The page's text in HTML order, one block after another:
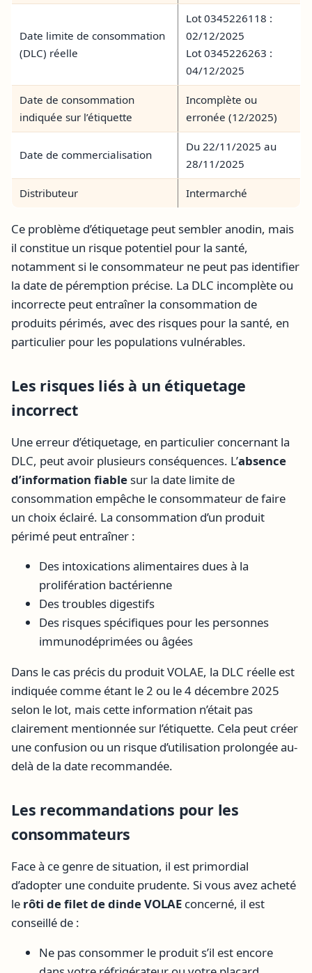
Date limite de consommation
(DLC) réelle
Lot 0345226118 :
02/12/2025
Lot 0345226263 :
04/12/2025
Date de consommation
indiquée sur l’étiquette
Incomplète ou
erronée (12/2025)
Date de commercialisation
Du 22/11/2025 au
28/11/2025
Distributeur Intermarché
Ce problème d’étiquetage peut sembler anodin, mais
il constitue un risque potentiel pour la santé,
notamment si le consommateur ne peut pas identifier
la date de péremption précise. La DLC incomplète ou
incorrecte peut entraîner la consommation de
produits périmés, avec des risques pour la santé, en
particulier pour les populations vulnérables.
Les risques liés à un étiquetage
incorrect
Une erreur d’étiquetage, en particulier concernant la
DLC, peut avoir plusieurs conséquences. L’absence
d’information fiablesur la date limite de
consommation empêche le consommateur de faire
un choix éclairé. La consommation d’un produit
périmé peut entraîner :
Des intoxications alimentaires dues à la
prolifération bactérienne
Des troubles digestifs
Des risques spécifiques pour les personnes
immunodéprimées ou âgées
Dans le cas précis du produit VOLAE, la DLC réelle est
indiquée comme étant le 2 ou le 4 décembre 2025
selon le lot, mais cette information n’était pas
clairement mentionnée sur l’étiquette. Cela peut créer
une confusion ou un risque d’utilisation prolongée au-
delà de la date recommandée.
Les recommandations pour les
consommateurs
Face à ce genre de situation, il est primordial
d’adopter une conduite prudente. Si vous avez acheté
le rôti de filet de dinde VOLAE concerné, il est
conseillé de :
Ne pas consommer le produit s’il est encore